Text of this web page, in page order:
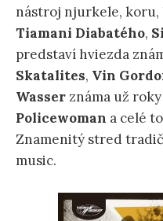
nástroj njurkele,
Tiamani Diabatého,
predstaví hviezda
Skatalites, Vin
Wasser známa už
Policewoman a celé
Znamenitý stred
music.